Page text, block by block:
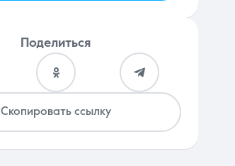
Поделиться
Скопировать ссылку